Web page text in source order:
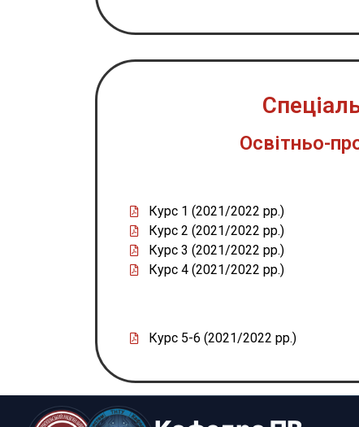
Освітньо-
Курс 1 (2021/2022 рр.)
Курс 2 (2021/2022 рр.)
Курс 3 (2021/2022 рр.)
Курс 4 (2021/2022 рр.)
Курс 5-6 (2021/2022 рр.)